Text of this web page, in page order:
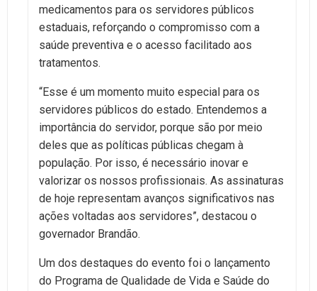
medicamentos para os servidores públicos
estaduais, reforçando o compromisso com a
saúde preventiva e o acesso facilitado aos
tratamentos.
“Esse é um momento muito especial para os
servidores públicos do estado. Entendemos a
importância do servidor, porque são por meio
deles que as políticas públicas chegam à
população. Por isso, é necessário inovar e
valorizar os nossos profissionais. As assinaturas
de hoje representam avanços significativos nas
ações voltadas aos servidores”, destacou o
governador Brandão.
Um dos destaques do evento foi o lançamento
do Programa de Qualidade de Vida e Saúde do